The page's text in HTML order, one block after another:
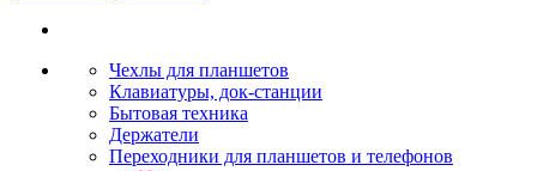
Чехлы для планшетов
Клавиатуры, док-станции
Бытовая техника
Держатели
Переходники для планшетов и телефонов